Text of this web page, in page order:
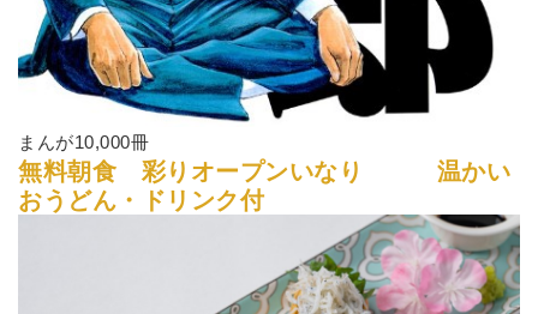
まんが10,000冊
無料朝食 彩りオープンいなり 温かい
おうどん・ドリンク付